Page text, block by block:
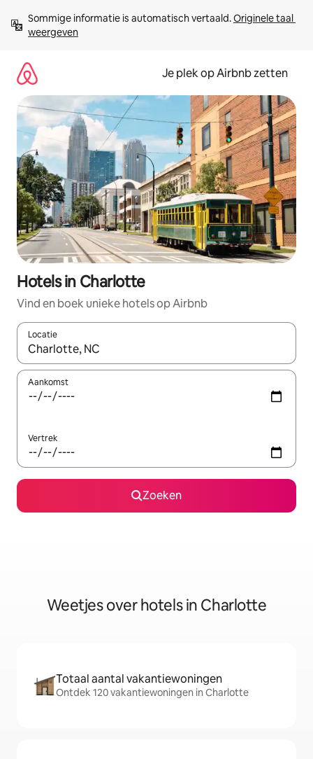
direct
naar
Sommige informatie is automatisch vertaald. Originele taal
weergeven
Je plek op Airbnb zetten
Hotels in Charlotte
Vind en boek unieke hotels op Airbnb
Locatie
Wanneer er resultaten beschikbaar zijn, maak je een keuze
Aankomst
Vertrek
Zoeken
Weetjes over hotels in Charlotte
Totaal aantal vakantiewoningen
Ontdek 120 vakantiewoningen in Charlotte